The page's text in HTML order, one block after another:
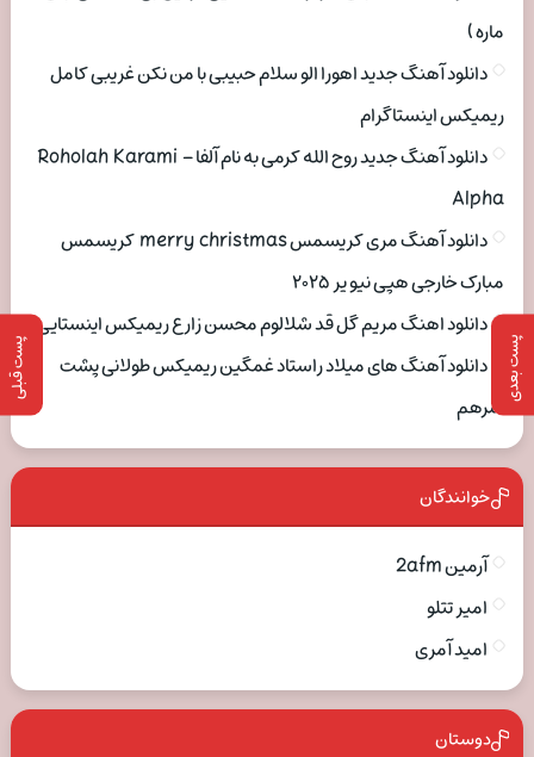
پست بعدی پست قبلی
ماره )
دانلود آهنگ جدید اهورا الو سلام حبیبی با من نکن غریبی کامل
ریمیکس اینستاگرام
دانلود آهنگ جدید روح الله کرمی به نام آلفا Roholah Karami –
Alpha
دانلود آهنگ مری کریسمس merry christmas کریسمس
مبارک خارجی هپی نیو یر ۲۰۲۵
دانلود اهنگ مریم گل قد شلالوم محسن زارع ریمیکس اینستایی
دانلود آهنگ های میلاد راستاد غمگین ریمیکس طولانی پشت
سرهم
خوانندگان
آرمین 2afm
امیر تتلو
امید آمری
دوستان